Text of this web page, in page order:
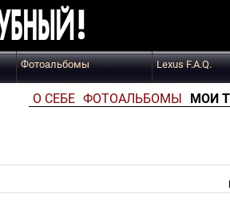
Фотоальбомы Lexus F.A.Q.
О СЕБЕ ФОТОАЛЬБОМЫ МОИ